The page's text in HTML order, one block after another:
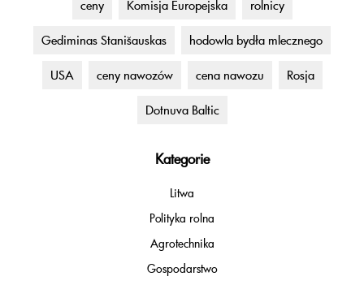
ceny Komisja Europejska rolnicy
Gediminas Stanišauskas hodowla bydła mlecznego
USA ceny nawozów cena nawozu Rosja
Dotnuva Baltic
Kategorie
Litwa
Polityka rolna
Agrotechnika
Gospodarstwo